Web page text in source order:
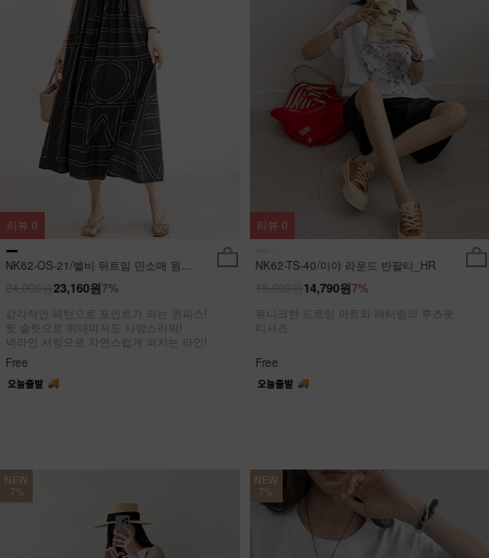
NK62-OS-21/벨비 뒤트임 민소매 원피
7%
23,160원
감각적인 패턴으로 포인트가 되는 원피스!
뒷 슬릿으로 뒤태마저도 사랑스러워!
넥라인 셔링으로 자연스럽게 퍼지는 라인!
Free
리뷰 0
NK62-TS-40/미야 라운드 반팔티_HR
7%
14,790원
유니크한 드로잉 아트와 레터링의 루즈핏
티셔츠
Free
리뷰 0
NEW
7%
NEW
7%